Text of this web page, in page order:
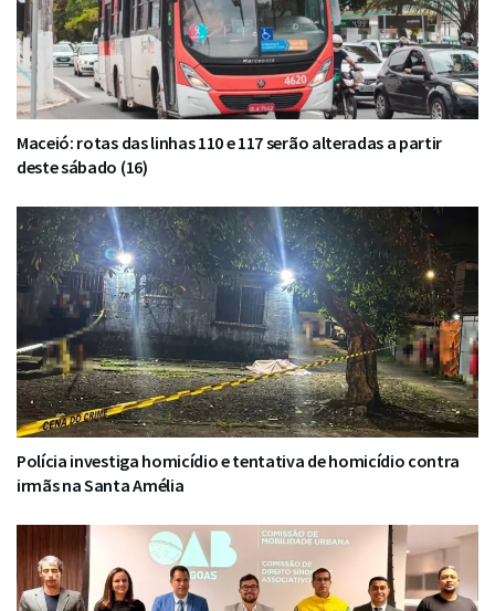
Maceió: rotas das linhas 110 e 117 serão alteradas a partir
deste sábado (16)
Polícia investiga homicídio e tentativa de homicídio contra
irmãs na Santa Amélia